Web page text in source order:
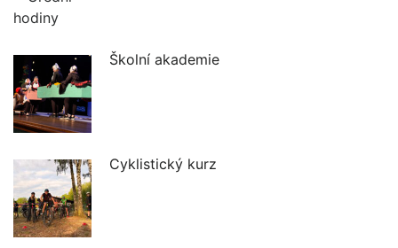
Školní akademie
Cyklistický kurz